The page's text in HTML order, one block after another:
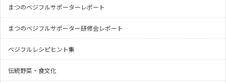
まつのベジフルサポーターレポート
まつのベジフルサポーター研修会レポート
ベジフルレシピヒント集
伝統野菜・食文化